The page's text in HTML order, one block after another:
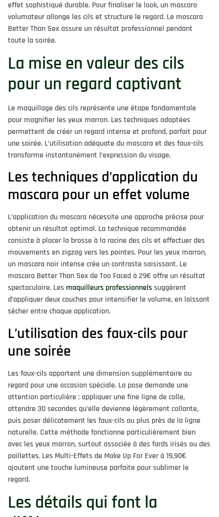
effet sophistiqué durable. Pour finaliser le look, un mascara
volumateur allonge les cils et structure le regard. Le mascara
Better Than Sex assure un résultat professionnel pendant
toute la soirée.
La mise en valeur des cils
pour un regard captivant
Le maquillage des cils représente une étape fondamentale
pour magnifier les yeux marron. Les techniques adaptées
permettent de créer un regard intense et profond, parfait pour
une soirée. L’utilisation adéquate du mascara et des faux-cils
transforme instantanément l’expression du visage.
Les techniques d’application du
mascara pour un effet volume
L’application du mascara nécessite une approche précise pour
obtenir un résultat optimal. La technique recommandée
consiste à placer la brosse à la racine des cils et effectuer des
mouvements en zigzag vers les pointes. Pour les yeux marron,
un mascara noir intense crée un contraste saisissant. Le
mascara Better Than Sex de Too Faced à 29€ offre un résultat
spectaculaire. Les maquilleurs professionnelssuggèrent
d’appliquer deux couches pour intensifier le volume, en laissant
sécher entre chaque application.
L’utilisation des faux-cils pour
une soirée
Les faux-cils apportent une dimension supplémentaire au
regard pour une occasion spéciale. La pose demande une
attention particulière : appliquer une fine ligne de colle,
attendre 30 secondes qu’elle devienne légèrement collante,
puis poser délicatement les faux-cils au plus près de la ligne
naturelle. Cette méthode fonctionne particulièrement bien
avec les yeux marron, surtout associée à des fards irisés ou des
paillettes. Les Multi-Effets de Make Up For Ever à 19,90€
ajoutent une touche lumineuse parfaite pour sublimer le
regard.
Les détails qui font la